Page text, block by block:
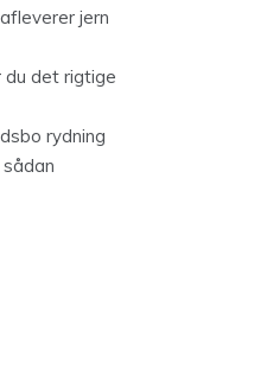
jern
det rigtige
rydning